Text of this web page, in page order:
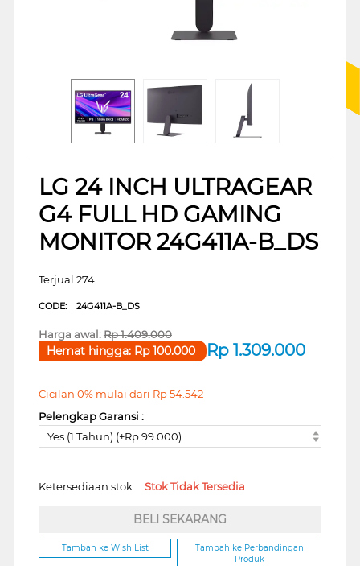
LG 24 INCH ULTRAGEAR
G4 FULL HD GAMING
MONITOR 24G411A-B_DS
Terjual 274
CODE: 24G411A-B_DS
Harga awal:Rp1.409.000
Rp 1.309.000
Hemat hingga: Rp100.000
Cicilan 0% mulai dari Rp54.542
Pelengkap Garansi :
Yes (1 Tahun) (+Rp 99.000)
Ketersediaan stok: Stok Tidak Tersedia
BELI SEKARANG
Tambah ke Wish List
Tambah ke Perbandingan
Produk